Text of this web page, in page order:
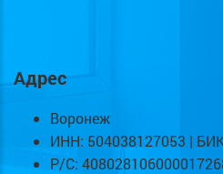
Адрес
Воронеж
ИНН: 504038127053 |
Р/С: